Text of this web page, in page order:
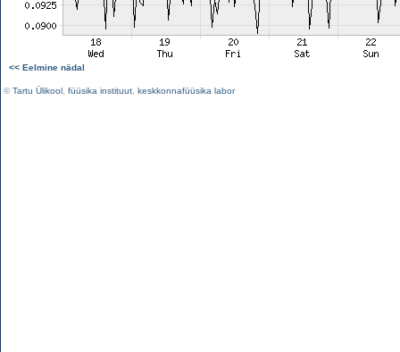
<< Eelmine nädal
©Tartu Ülikool füüsika instituut keskkonnafüüsika labor